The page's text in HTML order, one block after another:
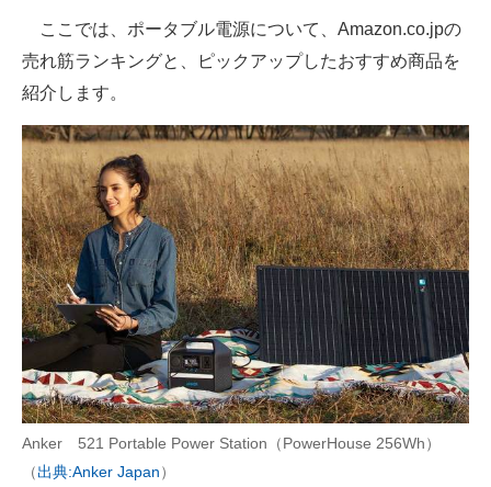
スマホと通信の最新トレンド
好きが集まる 比べて選べる
ビジネスと働き方のヒント
AI活用のいまが分かる
企業ITのトレンドを詳説
経営リーダーのコミュニティ
マーケ×ITの今がよく分かる
ITエンジニア向け専門サイト
ここでは、ポータブル電源について、Amazon.co.jpの
売れ筋ランキングと、ピックアップしたおすすめ商品を
紹介します。
Anker 521 Portable Power Station（PowerHouse 256Wh）
（出典:Anker Japan）